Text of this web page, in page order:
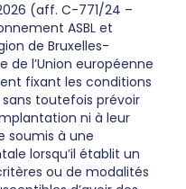
(aff. C-771/24 –
ASBL et
de Bruxelles-
de l’Union européenne
fixant les conditions
toutefois prévoir
ni à leur
soumis à une
lorsqu’il établit un
ou de modalités